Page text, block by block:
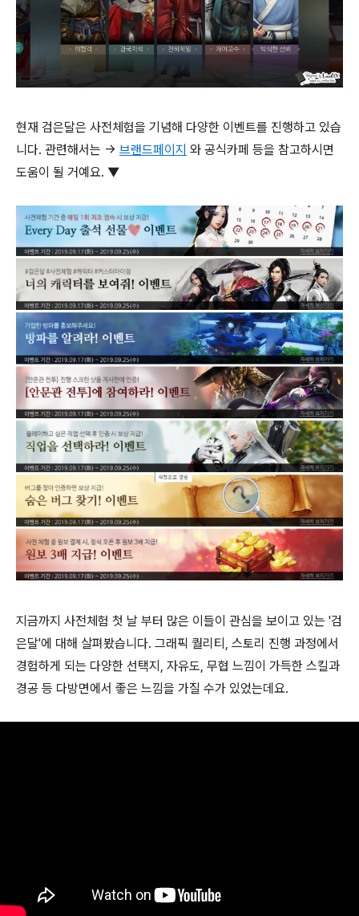
현재 검은달은 사전체험을 기념해 다양한 이벤트를 진행하고 있습
니다. 관련해서는 → 브랜드페이지 와 공식카페 등을 참고하시면
도움이 될 거예요. ▼
지금까지 사전체험 첫 날 부터 많은 이들이 관심을 보이고 있는 '검
은달'에 대해 살펴봤습니다. 그래픽 퀄리티, 스토리 진행 과정에서
경험하게 되는 다양한 선택지, 자유도, 무협 느낌이 가득한 스킬과
경공 등 다방면에서 좋은 느낌을 가질 수가 있었는데요.